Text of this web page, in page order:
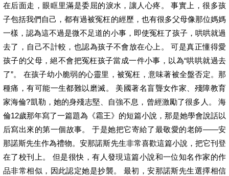
在后面走，眼眶里滿是委屈的淚水，讓人心疼。 事實上，很多孩
子包括我們自己，都有過被冤枉的經歷，也有很多父母像那位媽媽
一樣，認為這不過是微不足道的小事，即使冤枉了孩子，哄哄就過
去了，自己不計較，也認為孩子不會放在心上。 可是真正懂得愛
孩子的父母，絕不會把冤枉孩子當成一件小事，以為“哄哄就過去
了”。 在孩子幼小脆弱的心靈里，被冤枉，意味著被全盤否定。那
種痛，有可能一生都難以磨滅。 美國著名盲聾女作家、殘障教育
家海倫?凱勒，她的身殘志堅、自強不息，曾經激勵了很多人。 海
倫12歲那年寫了一篇題為《霜王》的短篇小說，那是她學會說話以
后寫出來的第一個故事。 于是她把它寄給了最敬愛的老師——安
那諾斯先生作為禮物。安那諾斯先生非常喜歡這篇小說，把它刊登
在了校刊上。 但是很快，有人發現這篇小說和一位知名作家的作
品非常相似，因此認定她是抄襲。 最初，安那諾斯先生選擇相信